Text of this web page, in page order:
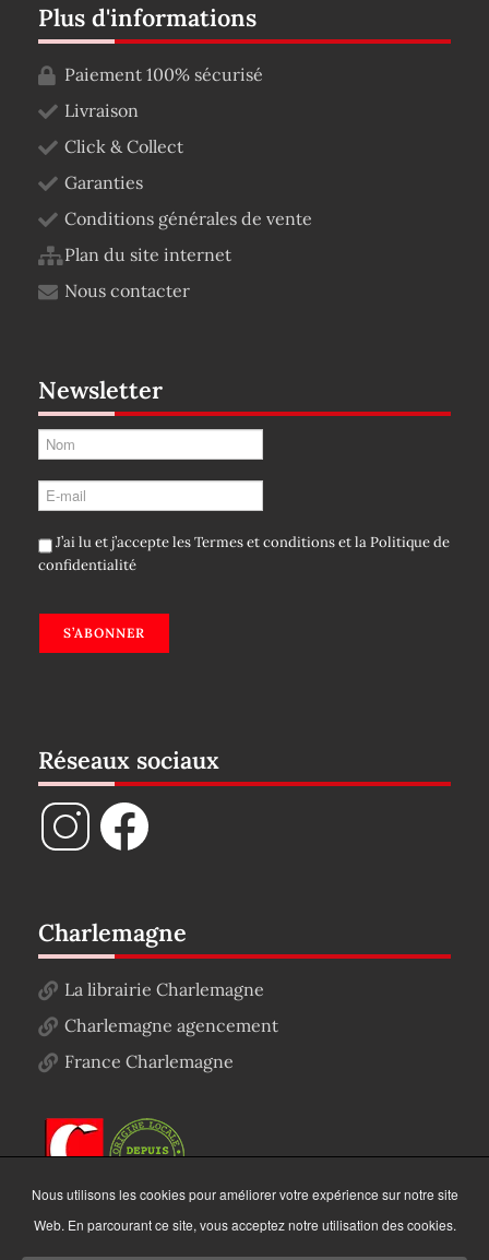
Plus d'informations
Paiement 100% sécurisé
Livraison
Click & Collect
Garanties
Conditions générales de vente
Plan du site internet
Nous contacter
Newsletter
J’ai lu et j’accepte lesTermes et conditionset laPolitique de
confidentialité
S’ABONNER
Réseaux sociaux
Charlemagne
La librairie Charlemagne
Charlemagne agencement
France Charlemagne
Nous utilisons les cookies pour améliorer votre expérience sur notre site
Web. En parcourant ce site, vous acceptez notre utilisation des cookies.